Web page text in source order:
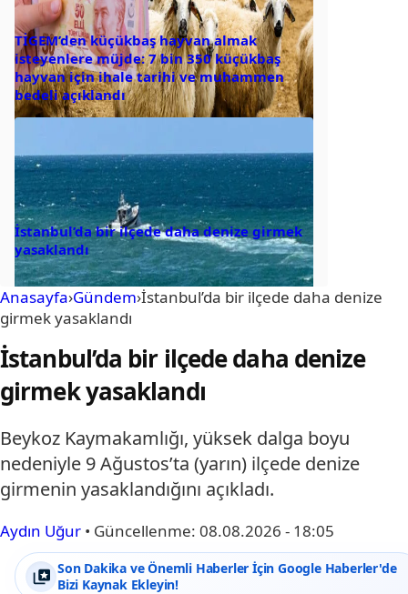
TİGEM’den küçükbaş hayvan almak
isteyenlere müjde: 7 bin 350 küçükbaş
hayvan için ihale tarihi ve muhammen
bedeli açıklandı
İstanbul’da bir ilçede daha denize girmek
yasaklandı
Anasayfa›Gündem›İstanbul’da bir ilçede daha denize
girmek yasaklandı
İstanbul’da bir ilçede daha denize
girmek yasaklandı
Beykoz Kaymakamlığı, yüksek dalga boyu
nedeniyle 9 Ağustos’ta (yarın) ilçede denize
girmenin yasaklandığını açıkladı.
Aydın Uğur • Güncellenme: 08.08.2026 - 18:05
Son Dakika ve Önemli Haberler İçin Google Haberler'de
Bizi Kaynak Ekleyin!